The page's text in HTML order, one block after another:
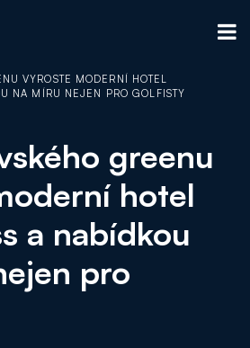
VYROSTE MODERNÍ HOTEL
NA MÍRU NEJEN PRO GOLFISTY
greenu
hotel
a nabídkou
pro